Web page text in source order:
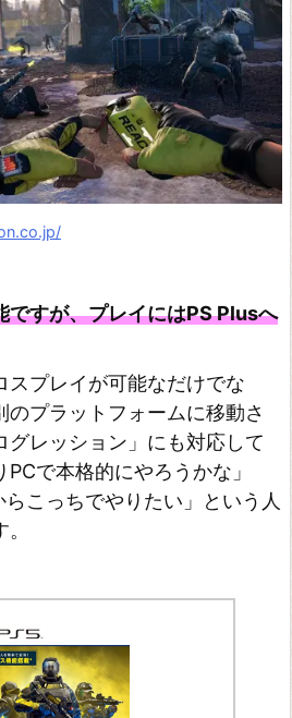
ですが、プレイにはPS Plusへ
スプレイが可能なだけでな
のプラットフォームに移動さ
グレッション」にも対応して
で本格的にやろうかな」
らこっちでやりたい」という人